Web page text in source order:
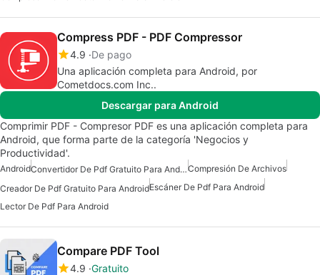
Compress PDF - PDF Compressor
4.9 De pago
Una aplicación completa para Android, por
Cometdocs.com Inc..
Descargar para Android
Comprimir PDF - Compresor PDF es una aplicación completa para
Android, que forma parte de la categoría 'Negocios y
Productividad'.
Android Convertidor De Pdf Gratuito Para AndroidCompresión De Archivos
Creador De Pdf Gratuito Para AndroidEscáner De Pdf Para Android
Lector De Pdf Para Android
Compare PDF Tool
4.9 Gratuito